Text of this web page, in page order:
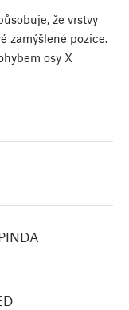
že vrstvy
zamýšlené pozice.
osy X